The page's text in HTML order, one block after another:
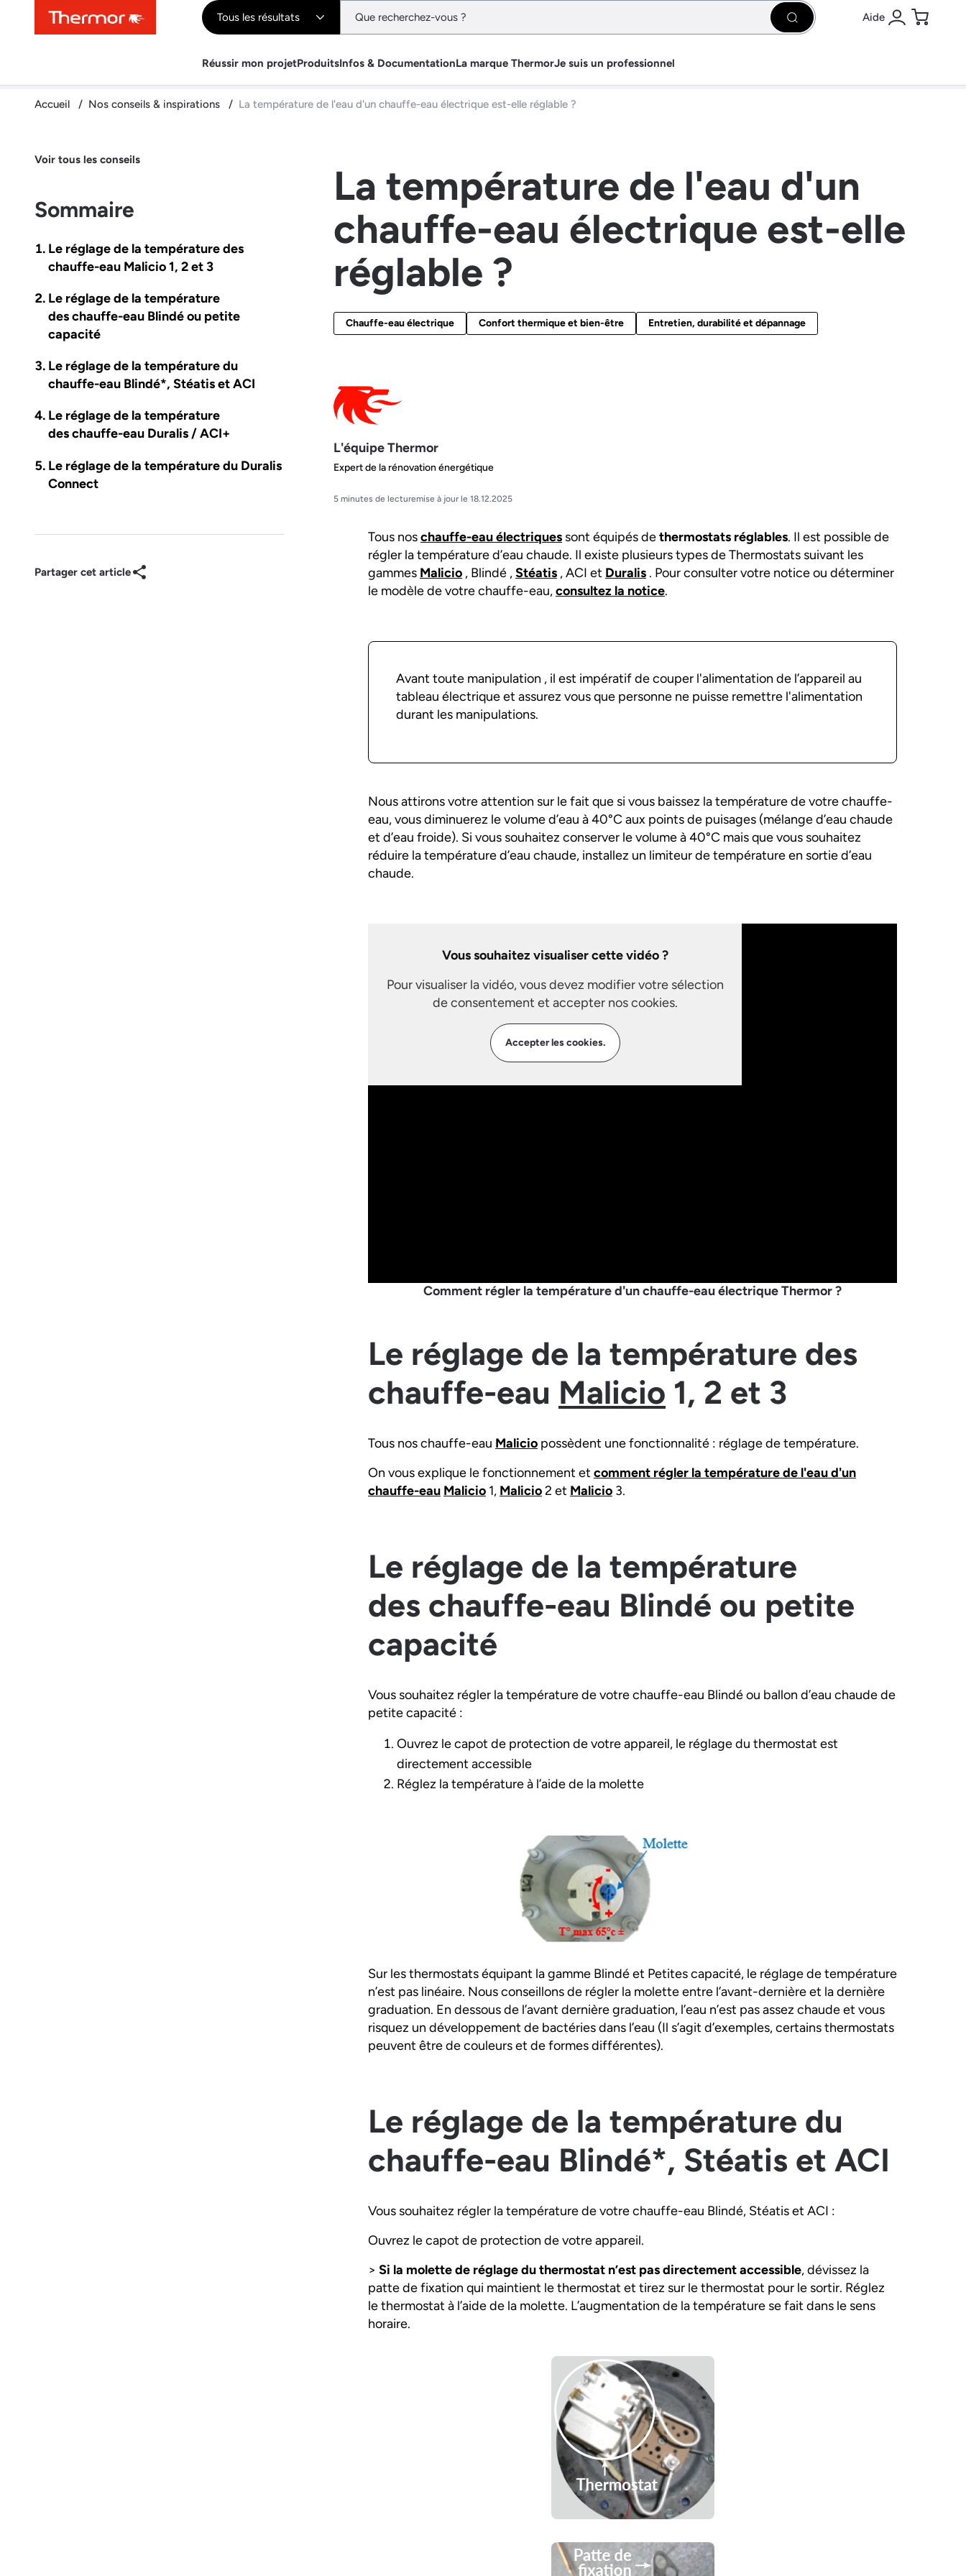
ContenuMenuRecherche Tous les résultats Rechercher Aide
Se connecter
Panier
Réussir mon projetProduitsInfos & DocumentationLa marque ThermorJe suis un professionnel
Accueil Nos conseils & inspirations La température de l'eau d'un chauffe-eau électrique est-elle réglable ?
Voir tous les conseils
Sommaire
Le réglage de la température des
chauffe-eau Malicio 1, 2 et 3
Le réglage de la température
des chauffe-eau Blindé ou petite
capacité
Le réglage de la température du
chauffe-eau Blindé*, Stéatis et ACI
Le réglage de la température
des chauffe-eau Duralis / ACI+
Le réglage de la température du Duralis
Connect
Partager cet article
La température de l'eau d'un
chauffe-eau électrique est-elle
réglable ?
Chauffe-eau électrique Confort thermique et bien-être Entretien, durabilité et dépannage
L'équipe Thermor
Expert de la rénovation énergétique
5 minutes de lecturemise à jour le 18.12.2025
Tous noschauffe-eau électriques sont équipés dethermostats réglables. Il est possible de
régler la température d’eau chaude. Il existe plusieurs types de Thermostats suivant les
gammes Malicio , Blindé ,Stéatis , ACI et Duralis . Pour consulter votre notice ou déterminer
le modèle de votre chauffe-eau,consultez la notice.
Avant toute manipulation , il est impératif de couper l'alimentation de l’appareil au
tableau électrique et assurez vous que personne ne puisse remettre l'alimentation
durant les manipulations.
Nous attirons votre attention sur le fait que si vous baissez la température de votre chauffe-
eau, vous diminuerez le volume d’eau à 40°C aux points de puisages (mélange d’eau chaude
et d’eau froide). Si vous souhaitez conserver le volume à 40°C mais que vous souhaitez
réduire la température d’eau chaude, installez un limiteur de température en sortie d’eau
chaude.
Vous souhaitez visualiser cette vidéo ?
Pour visualiser la vidéo, vous devez modifier votre sélection
de consentement et accepter nos cookies.
Accepter les cookies.
Comment régler la température d'un chauffe-eau électrique Thermor ?
Le réglage de la température des
chauffe-eau Malicio 1, 2 et 3
Tous nos chauffe-eau Malicio possèdent une fonctionnalité : réglage de température.
On vous explique le fonctionnement et comment régler la température de l'eau d'un
chauffe-eau Malicio 1, Malicio2 et Malicio 3.
Le réglage de la température
des chauffe-eau Blindé ou petite
capacité
Vous souhaitez régler la température de votre chauffe-eau Blindé ou ballon d’eau chaude de
petite capacité :
Ouvrez le capot de protection de votre appareil, le réglage du thermostat est
directement accessible
Réglez la température à l’aide de la molette
Sur les thermostats équipant la gamme Blindé et Petites capacité, le réglage de température
n’est pas linéaire. Nous conseillons de régler la molette entre l’avant-dernière et la dernière
graduation. En dessous de l’avant dernière graduation, l’eau n’est pas assez chaude et vous
risquez un développement de bactéries dans l’eau (Il s’agit d’exemples, certains thermostats
peuvent être de couleurs et de formes différentes).
Le réglage de la température du
chauffe-eau Blindé*, Stéatis et ACI
Vous souhaitez régler la température de votre chauffe-eau Blindé, Stéatis et ACI :
Ouvrez le capot de protection de votre appareil.
> Si la molette de réglage du thermostat n’est pas directement accessible, dévissez la
patte de fixation qui maintient le thermostat et tirez sur le thermostat pour le sortir. Réglez
le thermostat à l’aide de la molette. L’augmentation de la température se fait dans le sens
horaire.